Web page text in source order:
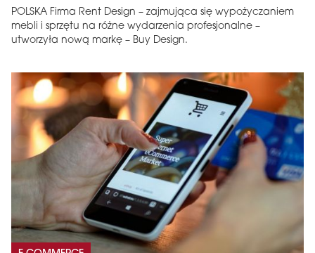
POLSKA Firma Rent Design – zajmująca się wypożyczaniem
mebli i sprzętu na różne wydarzenia profesjonalne –
utworzyła nową markę – Buy Design.